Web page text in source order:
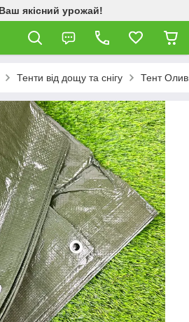
якісний урожай!
Тенти від дощу та снігу Тент